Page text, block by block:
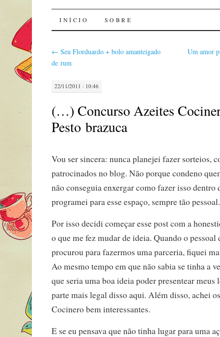
Sal de Bolinha
INÍCIO SOBRE
← Seu Florduardo + bolo amanteigado
de rum
Um amor
22/11/2011 · 10:46
(…) Concurso Azeites
Pesto brazuca
Vou ser sincera: nunca planejei fazer sorteios,
patrocinados no blog. Não porque condeno
não conseguia enxergar como fazer isso dentro
programei para esse espaço, sempre tão pessoal.
Por isso decidi começar esse post com a
o que me fez mudar de ideia. Quando o pessoal
procurou para fazermos uma parceria, fiquei
Ao mesmo tempo em que não sabia se tinha a
que seria uma boa ideia poder presentear meus
parte mais legal disso aqui. Além disso, achei
Cocinero bem interessantes.
E se eu pensava que não tinha lugar para uma